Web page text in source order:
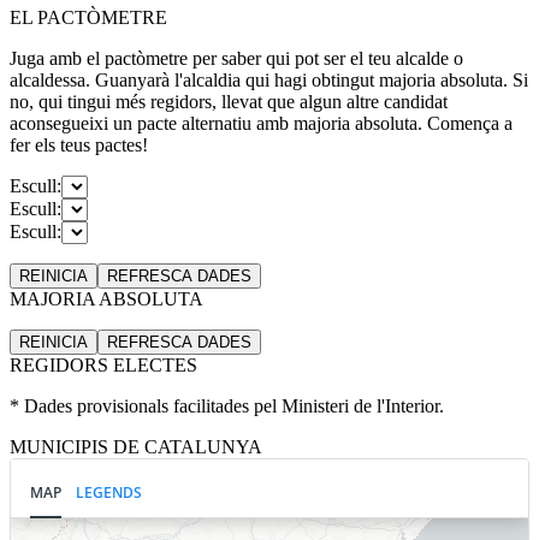
EL PACTÒMETRE
Juga amb el pactòmetre per saber qui pot ser el teu alcalde o
alcaldessa. Guanyarà l'alcaldia qui hagi obtingut majoria absoluta. Si
no, qui tingui més regidors, llevat que algun altre candidat
aconsegueixi un pacte alternatiu amb majoria absoluta. Comença a
fer els teus pactes!
Escull:
Escull:
Escull:
REINICIA REFRESCA DADES
MAJORIA ABSOLUTA
REINICIA REFRESCA DADES
REGIDORS ELECTES
* Dades provisionals facilitades pel Ministeri de l'Interior.
MUNICIPIS DE CATALUNYA